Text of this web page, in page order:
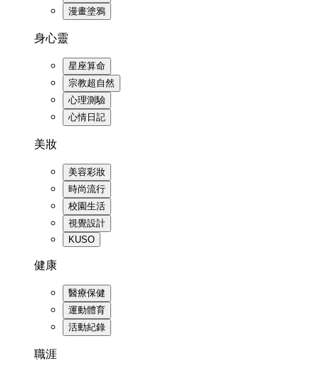
漫畫塗鴉
身心靈
星座算命
宗教超自然
心理測驗
心情日記
美妝
美容彩妝
時尚流行
校園生活
視覺設計
KUSO
健康
醫療保健
運動體育
活動紀錄
職涯